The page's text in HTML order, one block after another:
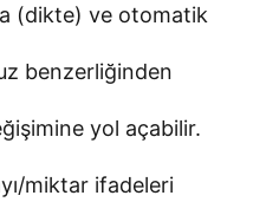
(dikte) ve otomatik
benzerliğinden
yol açabilir.
miktar ifadeleri